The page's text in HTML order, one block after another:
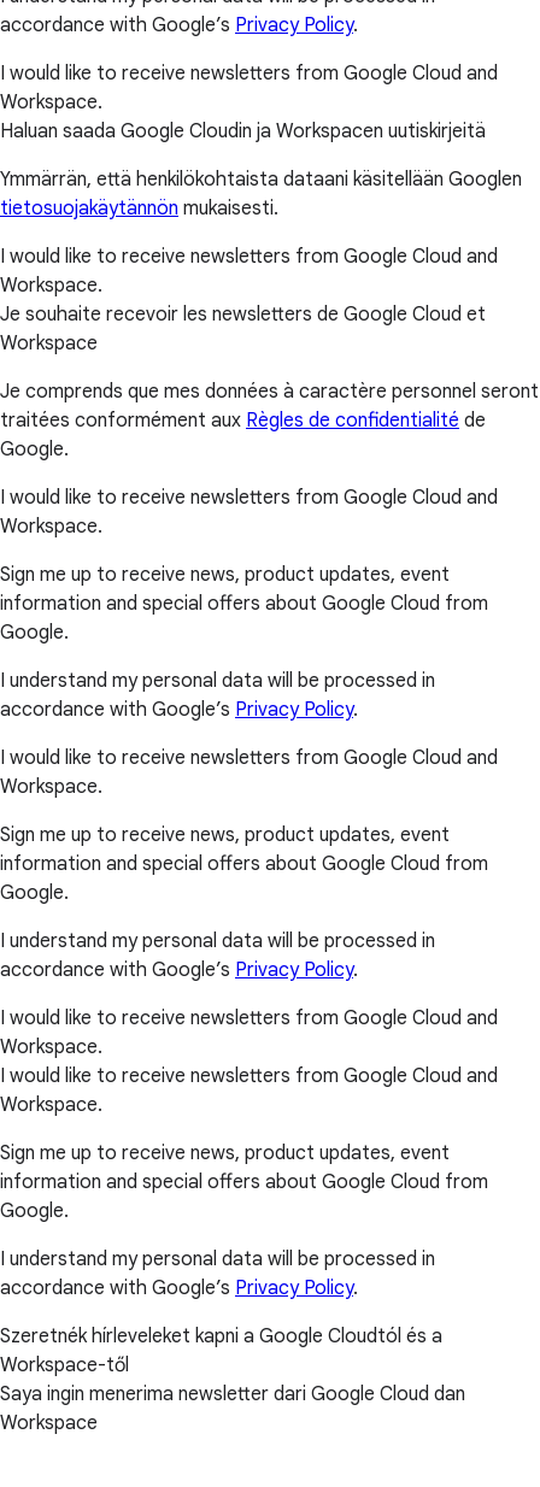
accordance with Google’s Privacy Policy.
I would like to receive newsletters from Google Cloud and
Workspace.
Haluan saada Google Cloudin ja Workspacen uutiskirjeitä
Ymmärrän, että henkilökohtaista dataani käsitellään Googlen
tietosuojakäytännön mukaisesti.
I would like to receive newsletters from Google Cloud and
Workspace.
Je souhaite recevoir les newsletters de Google Cloud et
Workspace
Je comprends que mes données à caractère personnel seront
traitées conformément aux Règles de confidentialité de
Google.
I would like to receive newsletters from Google Cloud and
Workspace.
Sign me up to receive news, product updates, event
information and special offers about Google Cloud from
Google.
I understand my personal data will be processed in
accordance with Google’s Privacy Policy.
I would like to receive newsletters from Google Cloud and
Workspace.
Sign me up to receive news, product updates, event
information and special offers about Google Cloud from
Google.
I understand my personal data will be processed in
accordance with Google’s Privacy Policy.
I would like to receive newsletters from Google Cloud and
Workspace.
I would like to receive newsletters from Google Cloud and
Workspace.
Sign me up to receive news, product updates, event
information and special offers about Google Cloud from
Google.
I understand my personal data will be processed in
accordance with Google’s Privacy Policy.
Szeretnék hírleveleket kapni a Google Cloudtól és a
Workspace-től
Saya ingin menerima newsletter dari Google Cloud dan
Workspace